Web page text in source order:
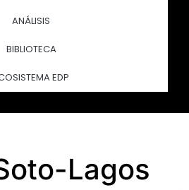
ANÁLISIS
BIBLIOTECA
EDP
Lagos